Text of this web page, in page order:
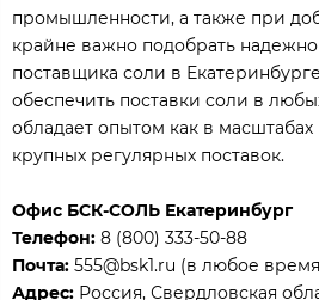
промышленности, а также при
крайне важно подобрать
поставщика соли в
обеспечить поставки соли в
обладает опытом как в
крупных регулярных поставок.
Офис БСК-СОЛЬ Екатеринбург
Телефон: 8 (800) 333-50-88
Почта: 555@bsk1.ru (в любое
Адрес: Россия, Свердловская